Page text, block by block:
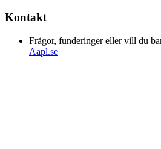
Kontakt
Frågor, funderinger eller vill du
Aapl.se